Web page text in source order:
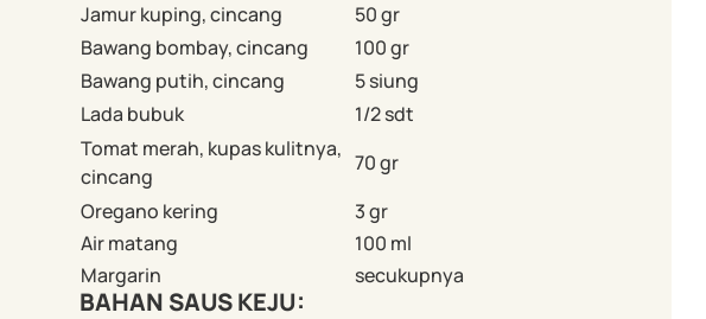
Jamur kuping, cincang
50 gr
Bawang bombay, cincang
100 gr
Bawang putih, cincang
5 siung
Lada bubuk
1/2 sdt
Tomat merah, kupas kulitnya,
cincang
70 gr
Oregano kering
3 gr
Air matang
100 ml
Margarin
secukupnya
BAHAN SAUS KEJU: